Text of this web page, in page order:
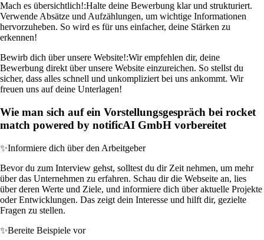
Mach es übersichtlich!:Halte deine Bewerbung klar und strukturiert.
Verwende Absätze und Aufzählungen, um wichtige Informationen
hervorzuheben. So wird es für uns einfacher, deine Stärken zu
erkennen!
Bewirb dich über unsere Website!:Wir empfehlen dir, deine
Bewerbung direkt über unsere Website einzureichen. So stellst du
sicher, dass alles schnell und unkompliziert bei uns ankommt. Wir
freuen uns auf deine Unterlagen!
Wie man sich auf ein Vorstellungsgespräch bei rocket
match powered by notificAI GmbH vorbereitet
✨Informiere dich über den Arbeitgeber
Bevor du zum Interview gehst, solltest du dir Zeit nehmen, um mehr
über das Unternehmen zu erfahren. Schau dir die Webseite an, lies
über deren Werte und Ziele, und informiere dich über aktuelle Projekte
oder Entwicklungen. Das zeigt dein Interesse und hilft dir, gezielte
Fragen zu stellen.
✨Bereite Beispiele vor